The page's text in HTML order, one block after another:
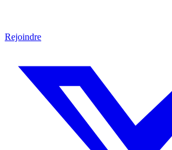
Rejoindre